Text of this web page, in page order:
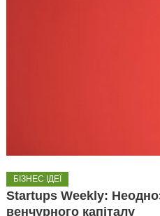
БІЗНЕС ІДЕЇ
Startups Weekly:
венчурного капіталу